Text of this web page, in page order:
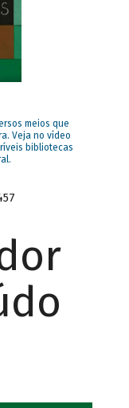
meios que
Veja no vídeo
bibliotecas